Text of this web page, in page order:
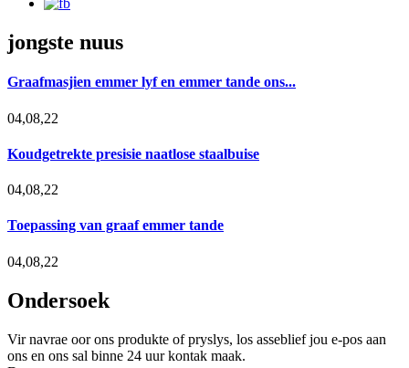
jongste nuus
Graafmasjien emmer lyf en emmer tande ons...
04,08,22
Koudgetrekte presisie naatlose staalbuise
04,08,22
Toepassing van graaf emmer tande
04,08,22
Ondersoek
Vir navrae oor ons produkte of pryslys, los asseblief jou e-pos aan
ons en ons sal binne 24 uur kontak maak.